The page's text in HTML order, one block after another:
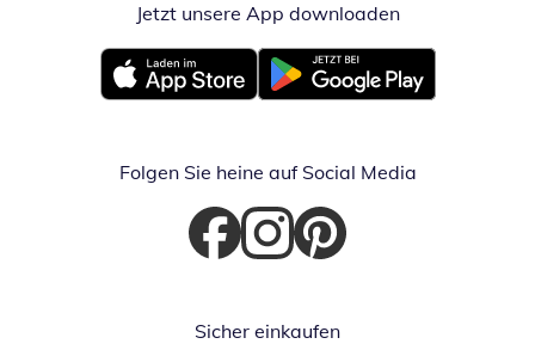
Jetzt unsere App downloadenÖffnet in
Öffnet in neuem FensterÖffnet in neuem Fenster
Folgen Sie heine auf Social Media
Öffnet in neuem Fenster
Öffnet in neuem Fenster
Öffnet in neuem Fenster
Sicher einkaufen